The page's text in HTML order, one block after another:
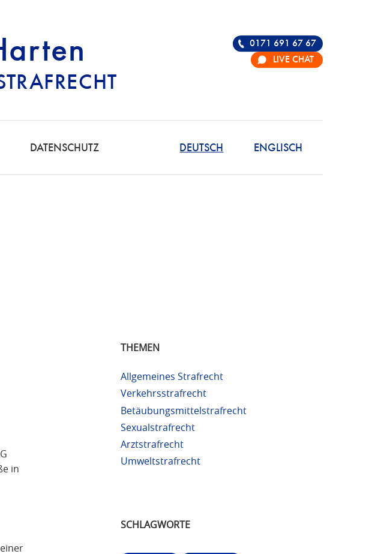
FÜR DIE
DATENSCHUTZ ENGLISCH
DEUTSCH
0171 691 67 67
LIVE CHAT
in
THEMEN
Allgemeines Strafrecht
Verkehrsstrafrecht
Betäubungsmittelstrafrecht
Sexualstrafrecht
Arztstrafrecht
Umweltstrafrecht
SCHLAGWORTE